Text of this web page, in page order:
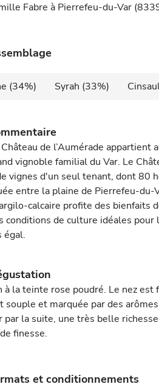
Fabre à Pierrefeu-du-Var
(34%) Syrah (33%)
de l’Aumérade
vignoble familial du Var. Le
vignes d'un seul tenant, dont 80
entre la plaine de Pierrefeu-
calcaire profite des bienfaits
conditions de culture idéales
égal.
à la teinte rose poudré. Le nez
souple et marquée par des
par la suite, une très belle
finesse.
et conditionnements